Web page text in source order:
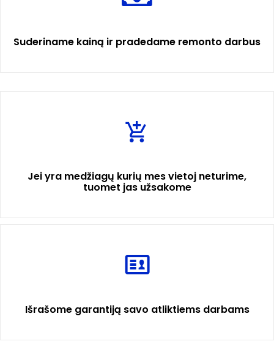
Suderiname kainą ir pradedame remonto darbus
Jei yra medžiagų kurių mes vietoj neturime,
tuomet jas užsakome
Išrašome garantiją savo atliktiems darbams